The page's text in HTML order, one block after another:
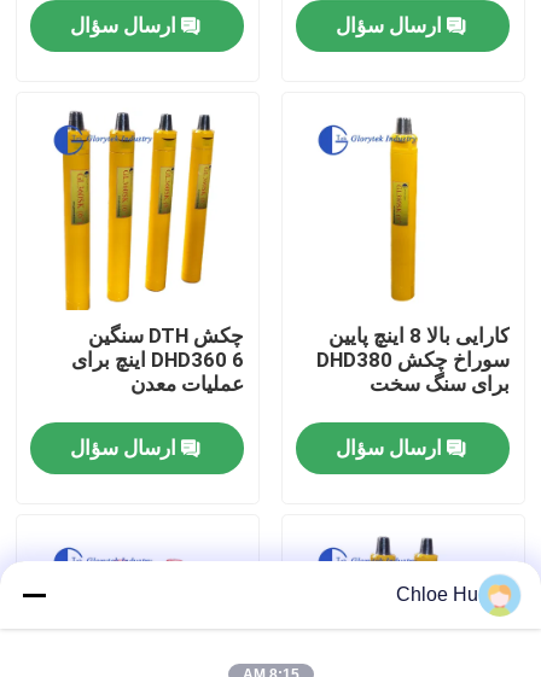
محصولات
تور کارخانه
کنترل کیفیت
اخبار
موارد
ماشین آلات حفاری
ارسال سؤال
ارسال سؤال
کارایی بالا 8 اینچ پایین
سوراخ چکش DHD380
برای سنگ سخت
ارسال سؤال
چکش DTH سنگین
DHD360 6 اینچ برای
عملیات معدن
ارسال سؤال
Chloe Hu